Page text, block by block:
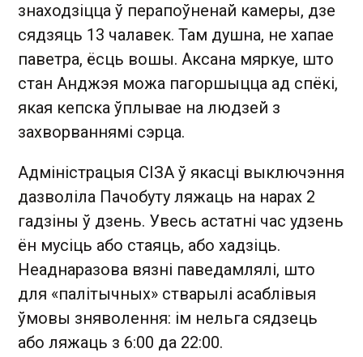
знаходзіцца ў перапоўненай камеры, дзе
сядзяць 13 чалавек. Там душна, не хапае
паветра, ёсць вошы. Аксана мяркуе, што
стан Анджэя можа пагоршыцца ад спёкі,
якая кепска ўплывае на людзей з
захворваннямі сэрца.
Адміністрацыя СІЗА ў якасці выключэння
дазволіла Пачобуту ляжаць на нарах 2
гадзіны ў дзень. Увесь астатні час удзень
ён мусіць або стаяць, або хадзіць.
Неаднаразова вязні паведамлялі, што
для «палітычных» стварылі асаблівыя
ўмовы зняволення: ім нельга сядзець
або ляжаць з 6:00 да 22:00.